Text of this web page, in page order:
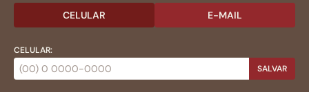
CELULAR E-MAIL
CELULAR:
SALVAR